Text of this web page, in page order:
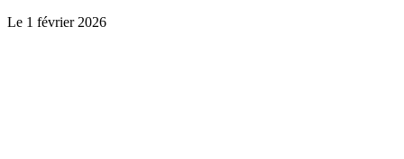
Le 1 février 2026